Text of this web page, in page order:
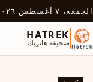
الجمعة، ٧ أغسطس ٢٠٢٦
HATREK
صحيفة هاتريك